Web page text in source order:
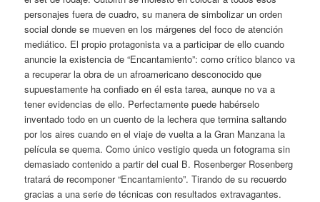
personajes fuera de cuadro, su manera de simbolizar un orden
social donde se mueven en los márgenes del foco de atención
mediático. El propio protagonista va a participar de ello cuando
anuncie la existencia de “Encantamiento”: como crítico blanco va
a recuperar la obra de un afroamericano desconocido que
supuestamente ha confiado en él esta tarea, aunque no va a
tener evidencias de ello. Perfectamente puede habérselo
inventado todo en un cuento de la lechera que termina saltando
por los aires cuando en el viaje de vuelta a la Gran Manzana la
película se quema. Como único vestigio queda un fotograma sin
demasiado contenido a partir del cual B. Rosenberger Rosenberg
tratará de recomponer “Encantamiento”. Tirando de su recuerdo
gracias a una serie de técnicas con resultados extravagantes.